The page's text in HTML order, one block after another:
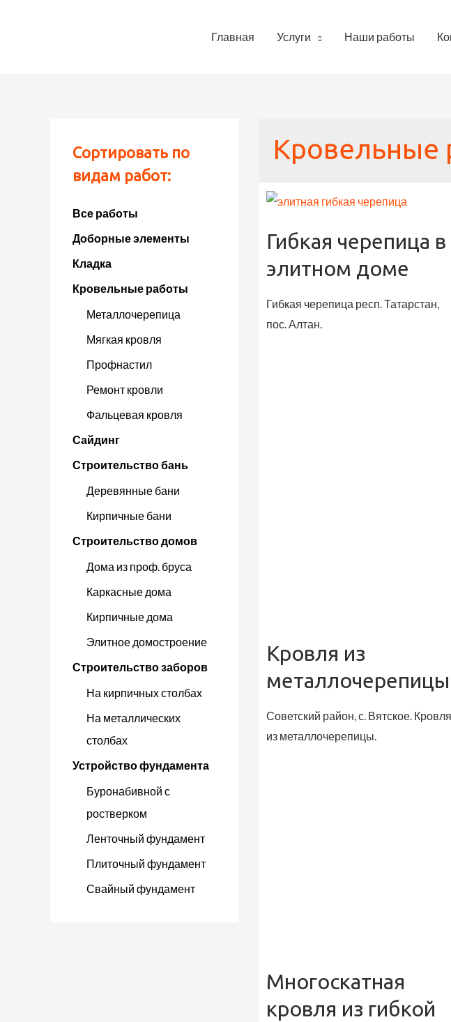
Главная Услуги Наши работы
Сортировать по
видам работ:
Все работы
Доборные элементы
Кладка
Кровельные работы
Металлочерепица
Мягкая кровля
Профнастил
Ремонт кровли
Фальцевая кровля
Сайдинг
Строительство бань
Деревянные бани
Кирпичные бани
Строительство домов
Дома из проф. бруса
Каркасные дома
Кирпичные дома
Элитное домостроение
Строительство заборов
На кирпичных столбах
На металлических
столбах
Устройство фундамента
Буронабивной с
ростверком
Ленточный фундамент
Плиточный фундамент
Свайный фундамент
Кровельные
Гибкая черепица в
элитном доме
Гибкая черепица респ. Татарстан,
пос. Алтан.
Кровля из
металлочерепицы
Советский район, с. Вятское. Кровля
из металлочерепицы.
Многоскатная
кровля из гибкой